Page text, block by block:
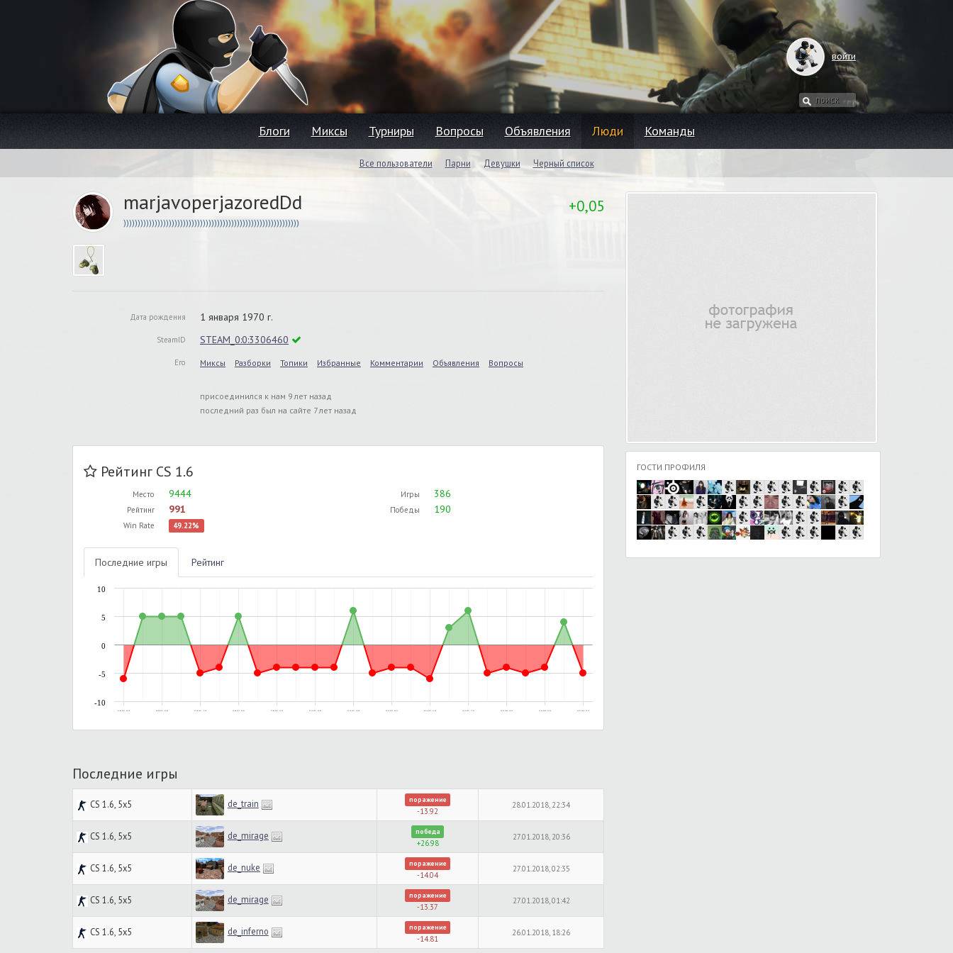
войти
Блоги Миксы Турниры Вопросы Объявления Люди Команды
Все пользователи Парни Девушки Черный список
marjavoperjazoredDd
))))))))))))))))))))))))))))))))))))))))))))))))))))))))))))))
+0,05
Дата рождения 1 января 1970 г.
SteamID STEAM_0:0:3306460
Его Миксы Разборки Топики Избранные Комментарии Объявления Вопросы
присоединился к нам 9 лет назад
последний раз был на сайте 7 лет назад
Рейтинг CS 1.6
Место 9444
Рейтинг 991
Win Rate 49.22%
Игры 386
Победы 190
Последние игры Рейтинг
03.08.2017, 00:59 04.08.2017, 01:08 05.08.2017, 17:28 07.08.2017, 20:41 07.08.2017, 23:26 05.10.2017, 00:28 05.10.2017, 20:08 06.10.2017, 00:53 08.10.2017, 21:06 14.10.2017, 17:43 26.01.2018, 19:14 27.01.2018, 03:24 28.01.2018, 23:13
-10
-5
0
5
10
Последние игры
CS 1.6, 5x5 de_train поражение
-13.92
28.01.2018, 22:34
CS 1.6, 5x5 de_mirage победа
+26.98
27.01.2018, 20:36
CS 1.6, 5x5 de_nuke поражение
-14.04
27.01.2018, 02:35
CS 1.6, 5x5 de_mirage поражение
-13.37
27.01.2018, 01:42
CS 1.6, 5x5 de_inferno поражение
-14.81
26.01.2018, 18:26
ГОСТИ ПРОФИЛЯ